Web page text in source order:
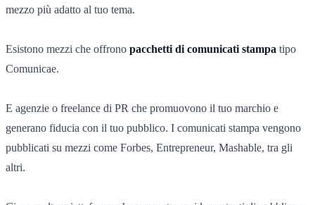
mezzo più adatto al tuo tema.
Esistono mezzi che offrono pacchetti di comunicati stampa tipo
Comunicae.
E agenzie o freelance di PR che promuovono il tuo marchio e
generano fiducia con il tuo pubblico. I comunicati stampa vengono
pubblicati su mezzi come Forbes, Entrepreneur, Mashable, tra gli
altri.